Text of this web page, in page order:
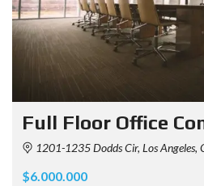
Full Floor Office
1201-1235 Dodds Cir, Los Angeles,
$6.000.000